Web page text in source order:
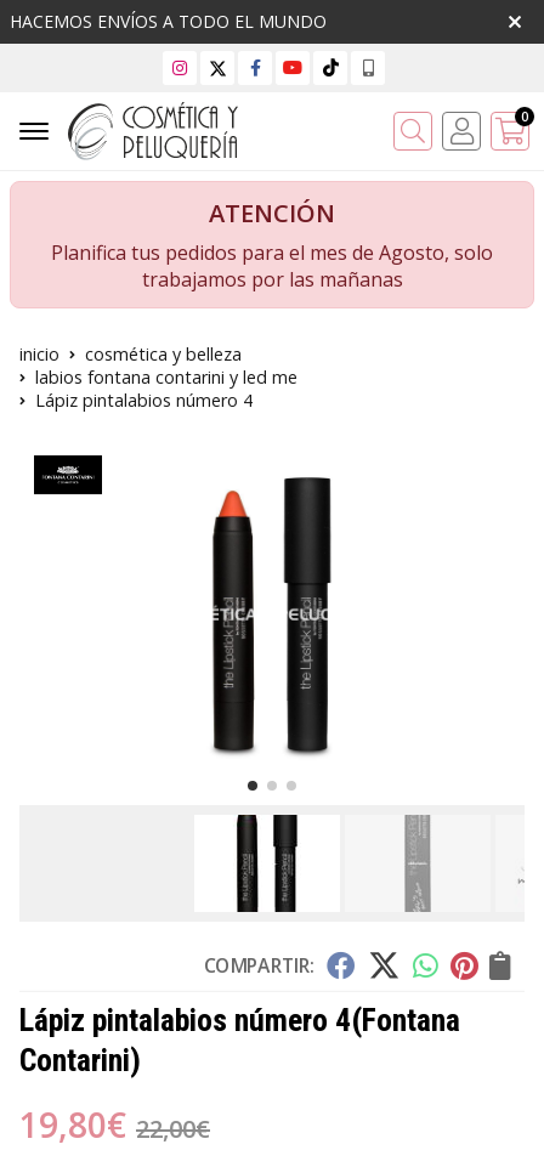
HACEMOS ENVÍOS A TODO EL MUNDO
Buscar 0
ATENCIÓN
Planifica tus pedidos para el mes de Agosto, solo
trabajamos por las mañanas
inicio
cosmética y belleza
labios fontana contarini y led me
Lápiz pintalabios número 4
COMPARTIR:
Lápiz pintalabios número 4(Fontana
Contarini)
19,80€ 22,00€